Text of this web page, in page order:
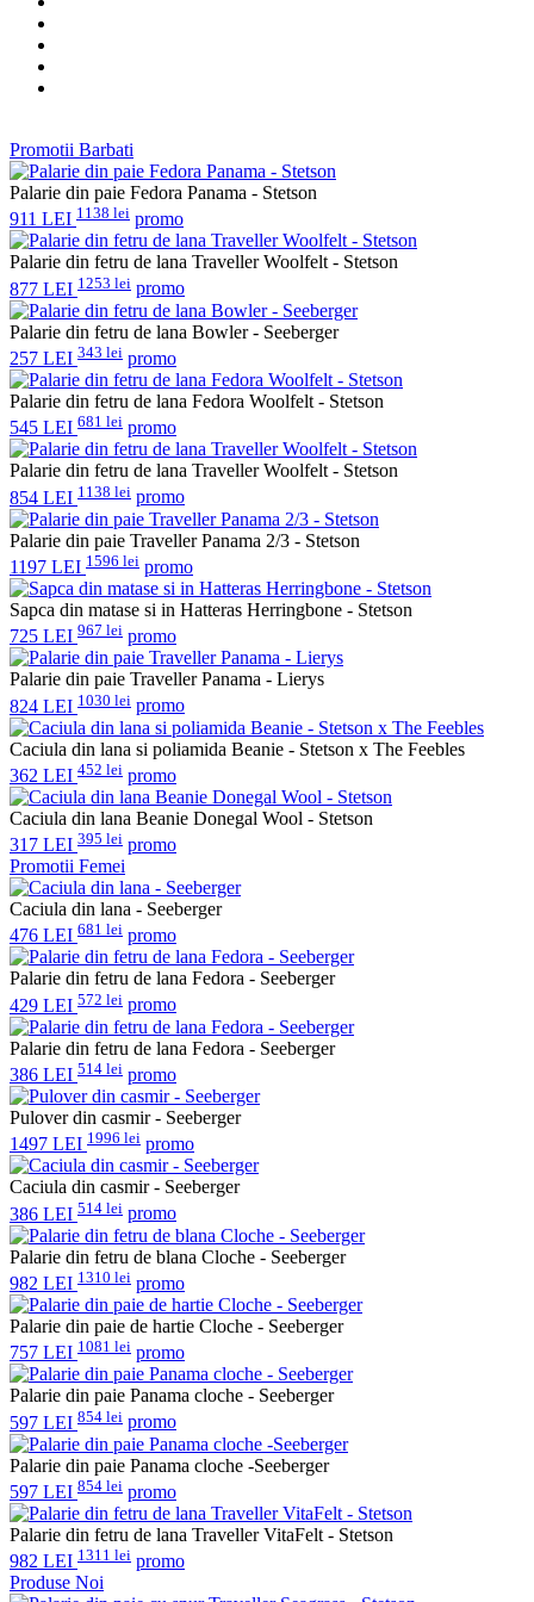
Promotii Barbati
Palarie din paie Fedora Panama - Stetson
911 LEI 1138 lei promo
Palarie din fetru de lana Traveller Woolfelt - Stetson
877 LEI 1253 lei promo
Palarie din fetru de lana Bowler - Seeberger
257 LEI 343 lei promo
Palarie din fetru de lana Fedora Woolfelt - Stetson
545 LEI 681 lei promo
Palarie din fetru de lana Traveller Woolfelt - Stetson
854 LEI 1138 lei promo
Palarie din paie Traveller Panama 2/3 - Stetson
1197 LEI 1596 lei promo
Sapca din matase si in Hatteras Herringbone - Stetson
725 LEI 967 lei promo
Palarie din paie Traveller Panama - Lierys
824 LEI 1030 lei promo
Caciula din lana si poliamida Beanie - Stetson x The Feebles
362 LEI 452 lei promo
Caciula din lana Beanie Donegal Wool - Stetson
317 LEI 395 lei promo
Promotii Femei
Caciula din lana - Seeberger
476 LEI 681 lei promo
Palarie din fetru de lana Fedora - Seeberger
429 LEI 572 lei promo
Palarie din fetru de lana Fedora - Seeberger
386 LEI 514 lei promo
Pulover din casmir - Seeberger
1497 LEI 1996 lei promo
Caciula din casmir - Seeberger
386 LEI 514 lei promo
Palarie din fetru de blana Cloche - Seeberger
982 LEI 1310 lei promo
Palarie din paie de hartie Cloche - Seeberger
757 LEI 1081 lei promo
Palarie din paie Panama cloche - Seeberger
597 LEI 854 lei promo
Palarie din paie Panama cloche -Seeberger
597 LEI 854 lei promo
Palarie din fetru de lana Traveller VitaFelt - Stetson
982 LEI 1311 lei promo
Produse Noi